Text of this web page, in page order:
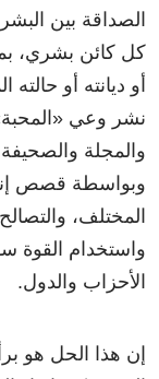
الصداقة بين
كل كائن بشري،
أو ديانته أو
نشر وعي
والمجلة
وبواسطة قصص
المختلف،
واستخدام القوة
الأحزاب والدول.
إن هذا الحل هو